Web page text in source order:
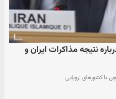
نتیجه مذاکرات ایران و
با کشورهای اروپایی